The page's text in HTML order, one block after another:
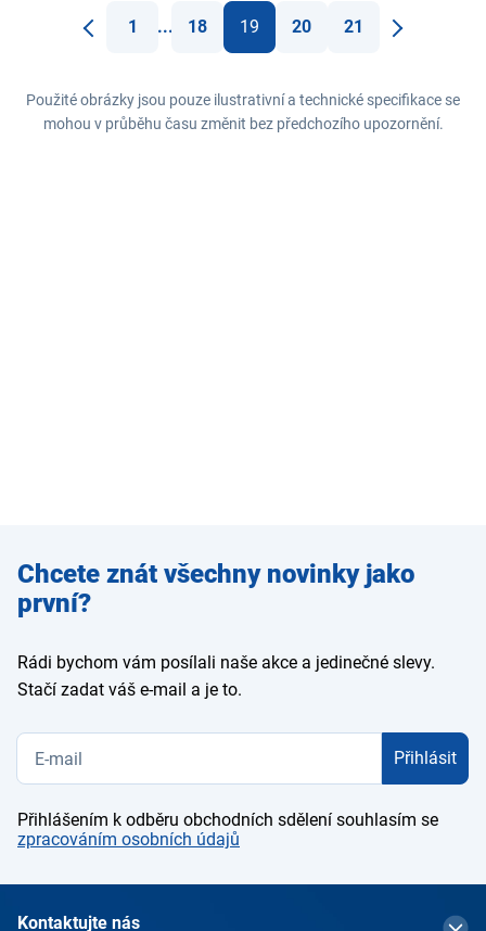
1 ... 18 19 20
21
Použité obrázky jsou pouze ilustrativní a technické specifikace se
mohou v průběhu času změnit bez předchozího upozornění.
Zadejte
e-mail
Chcete znát všechny novinky jako
první?
Rádi bychom vám posílali naše akce a jedinečné slevy.
Stačí zadat váš e-mail a je to.
Přihlásit
Přihlášením k odběru obchodních sdělení souhlasím se
zpracováním osobních údajů
Kontaktujte nás